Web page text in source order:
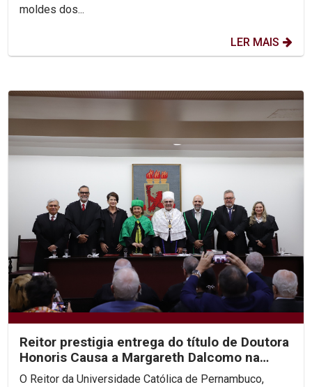
moldes dos...
LER MAIS
Reitor prestigia entrega do título de Doutora
Honoris Causa a Margareth Dalcomo na
UFPE
O Reitor da Universidade Católica de Pernambuco,